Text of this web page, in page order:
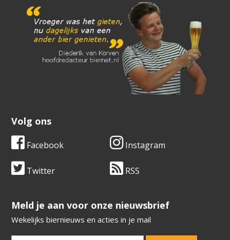
Volg ons
Facebook Instagram
Twitter RSS
​​​​​​​Meld je aan voor onze nieuwsbrief
Wekelijks biernieuws en acties in je mail